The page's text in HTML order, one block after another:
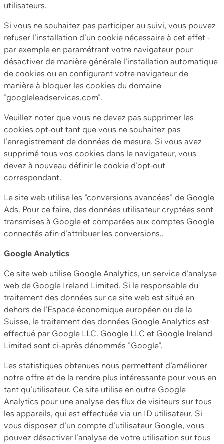
utilisateurs.
Si vous ne souhaitez pas participer au suivi, vous pouvez
refuser l'installation d'un cookie nécessaire à cet effet -
par exemple en paramétrant votre navigateur pour
désactiver de manière générale l'installation automatique
de cookies ou en configurant votre navigateur de
manière à bloquer les cookies du domaine
"googleleadservices.com".
Veuillez noter que vous ne devez pas supprimer les
cookies opt-out tant que vous ne souhaitez pas
l'enregistrement de données de mesure. Si vous avez
supprimé tous vos cookies dans le navigateur, vous
devez à nouveau définir le cookie d'opt-out
correspondant.
Le site web utilise les "conversions avancées" de Google
Ads. Pour ce faire, des données utilisateur cryptées sont
transmises à Google et comparées aux comptes Google
connectés afin d'attribuer les conversions..
Google Analytics
Ce site web utilise Google Analytics, un service d'analyse
web de Google Ireland Limited. Si le responsable du
traitement des données sur ce site web est situé en
dehors de l'Espace économique européen ou de la
Suisse, le traitement des données Google Analytics est
effectué par Google LLC. Google LLC et Google Ireland
Limited sont ci-après dénommés "Google".
Les statistiques obtenues nous permettent d'améliorer
notre offre et de la rendre plus intéressante pour vous en
tant qu'utilisateur. Ce site utilise en outre Google
Analytics pour une analyse des flux de visiteurs sur tous
les appareils, qui est effectuée via un ID utilisateur. Si
vous disposez d'un compte d'utilisateur Google, vous
pouvez désactiver l'analyse de votre utilisation sur tous